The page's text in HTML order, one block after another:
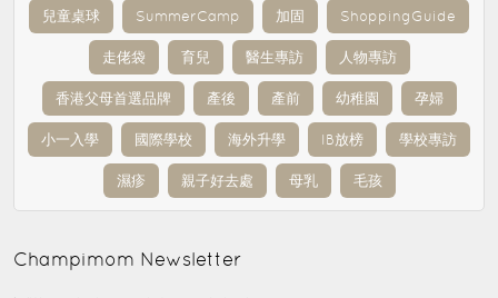
兒童桌球 SummerCamp 加固 ShoppingGuide
走佬袋 育兒 醫生專訪 人物專訪
香港父母首選品牌 產後 產前 幼稚園 孕婦
小一入學 國際學校 海外升學 IB放榜 學校專訪
濕疹 親子好去處 母乳 毛孩
Champimom Newsletter